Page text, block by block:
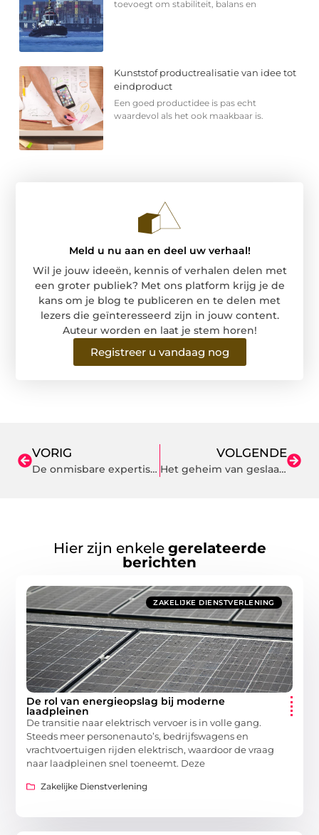
toevoegt om stabiliteit, balans en
Kunststof productrealisatie van idee tot
eindproduct
Een goed productidee is pas echt
waardevol als het ook maakbaar is.
Meld u nu aan en deel uw verhaal!
Wil je jouw ideeën, kennis of verhalen delen met
een groter publiek? Met ons platform krijg je de
kans om je blog te publiceren en te delen met
lezers die geïnteresseerd zijn in jouw content.
Auteur worden en laat je stem horen!
Registreer u vandaag nog
VORIG
De onmisbare expertise van een Aannemersbedrijf uit Breda
VOLGENDE
Het geheim van geslaagde evenementen: catering op locatie
Hier zijn enkele gerelateerde
berichten
ZAKELIJKE DIENSTVERLENING
De rol van energieopslag bij moderne
laadpleinen
De transitie naar elektrisch vervoer is in volle gang.
Steeds meer personenauto’s, bedrijfswagens en
vrachtvoertuigen rijden elektrisch, waardoor de vraag
naar laadpleinen snel toeneemt. Deze
Zakelijke Dienstverlening